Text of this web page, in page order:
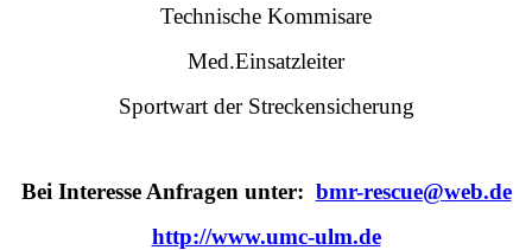
Technische Kommisare
Med.Einsatzleiter
Sportwart der Streckensicherung
Bei Interesse Anfragen unter: bmr-rescue@web.de
http://www.umc-ulm.de